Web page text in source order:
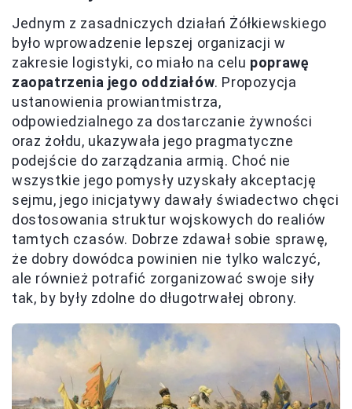
Jednym z zasadniczych działań Żółkiewskiego
było wprowadzenie lepszej organizacji w
zakresie logistyki, co miało na celu poprawę
zaopatrzenia jego oddziałów. Propozycja
ustanowienia prowiantmistrza,
odpowiedzialnego za dostarczanie żywności
oraz żołdu, ukazywała jego pragmatyczne
podejście do zarządzania armią. Choć nie
wszystkie jego pomysły uzyskały akceptację
sejmu, jego inicjatywy dawały świadectwo chęci
dostosowania struktur wojskowych do realiów
tamtych czasów. Dobrze zdawał sobie sprawę,
że dobry dowódca powinien nie tylko walczyć,
ale również potrafić zorganizować swoje siły
tak, by były zdolne do długotrwałej obrony.